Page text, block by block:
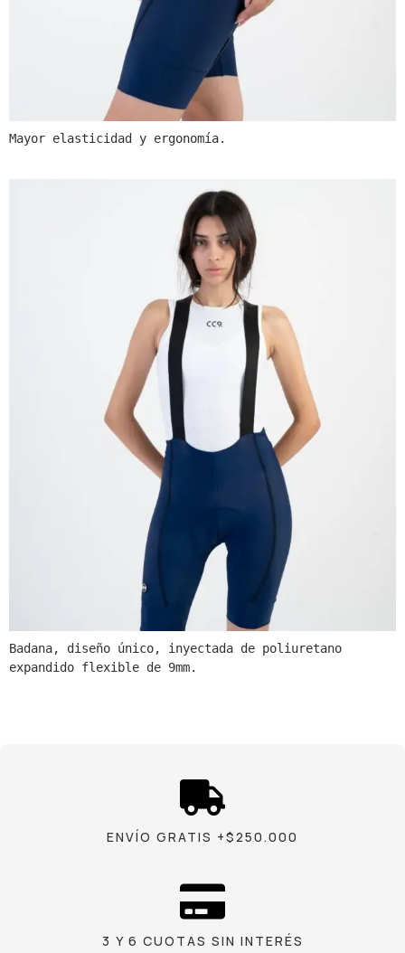
Mayor elasticidad y ergonomía.
Badana, diseño único, inyectada de poliuretano
expandido flexible de 9mm.
ENVÍO GRATIS +$250.000
3 Y 6 CUOTAS SIN INTERÉS